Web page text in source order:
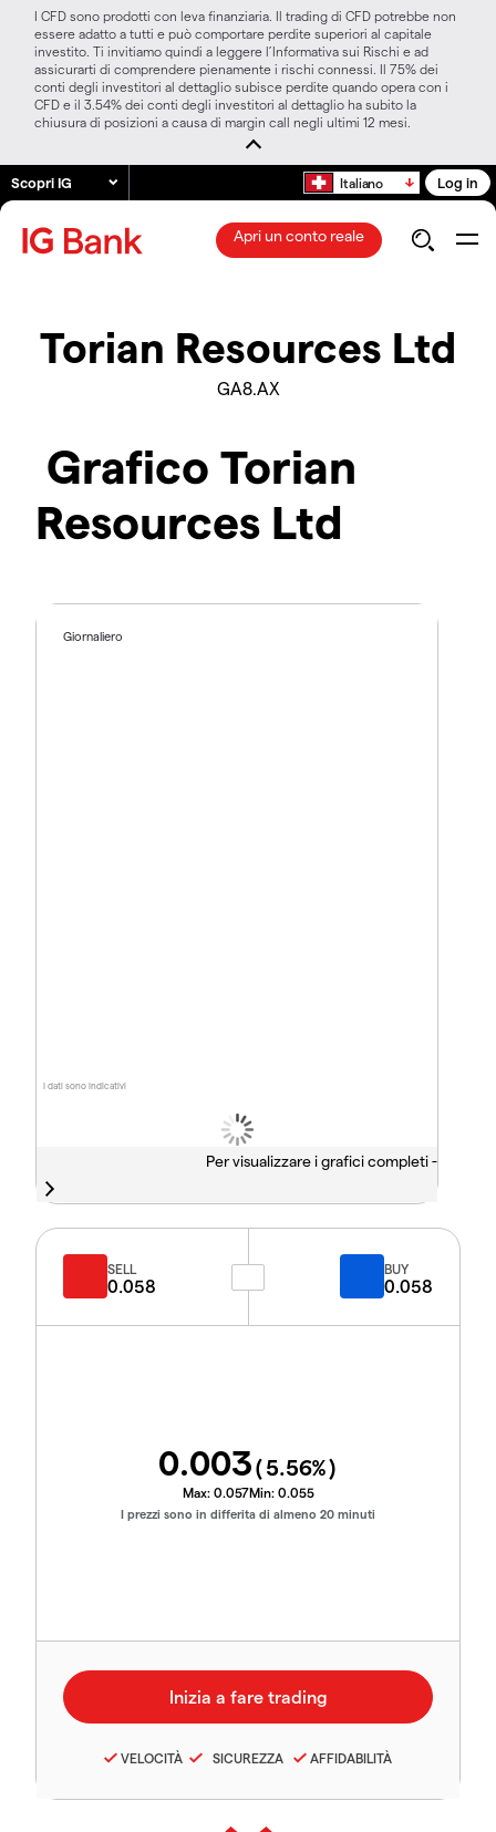
I CFD sono prodotti con leva finanziaria. Il trading di CFD potrebbe non
essere adatto a tutti e può comportare perdite superiori al capitale
investito. Ti invitiamo quindi a leggere l’Informativa sui Rischi e ad
assicurarti di comprendere pienamente i rischi connessi. Il 75% dei
conti degli investitori al dettaglio subisce perdite quando opera con i
CFD e il 3.54% dei conti degli investitori al dettaglio ha subito la
chiusura di posizioni a causa di margin call negli ultimi 12 mesi.
Scopri IG Italiano Log in
Apri un conto reale
Torian Resources Ltd
GA8.AX
Grafico Torian
Resources Ltd
I dati sono indicativi
Giornaliero
Per visualizzare i grafici completi -
SELL
0.058
BUY
0.058
0.003(5.56%)
Max: 0.057Min: 0.055
I prezzi sono in differita di almeno 20 minuti
VELOCITÀ SICUREZZA AFFIDABILITÀ